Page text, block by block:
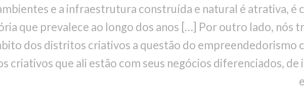
e a infraestrutura construída e natural é atrativa, é
que prevalece ao longo dos anos […] Por outro lado, nós
dos distritos criativos a questão do empreendedorismo
criativos que ali estão com seus negócios diferenciados, de